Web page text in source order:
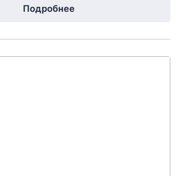
Подробнее